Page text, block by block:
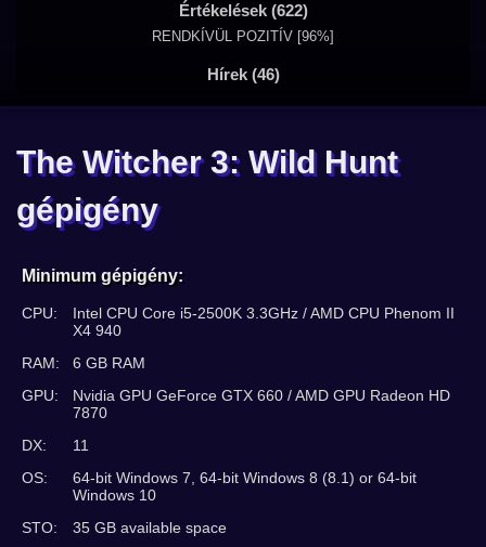
Értékelések (622)
RENDKÍVÜL POZITÍV [96%]
Hírek (46)
The Witcher 3: Wild Hunt
gépigény
Minimum gépigény:
CPU:
Intel CPU Core i5-2500K 3.3GHz / AMD CPU Phenom II
X4 940
RAM:
6 GB RAM
GPU:
Nvidia GPU GeForce GTX 660 / AMD GPU Radeon HD
7870
DX:
11
OS:
64-bit Windows 7, 64-bit Windows 8 (8.1) or 64-bit
Windows 10
STO:
35 GB available space